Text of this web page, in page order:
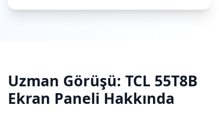
Uzman Görüşü: TCL 55T8B
Ekran Paneli Hakkında